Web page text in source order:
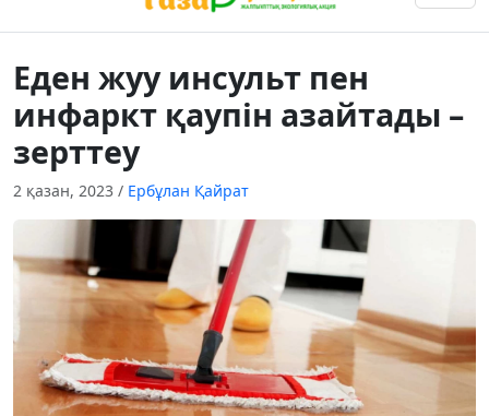
Еден жуу инсульт пен
инфаркт қаупін азайтады –
зерттеу
2 қазан, 2023 / Ербұлан Қайрат